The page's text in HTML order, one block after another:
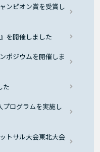
ンピオン賞を受賞し
を開催しました
ポジウムを開催しま
た
プログラムを実施し
トサル大会東北大会